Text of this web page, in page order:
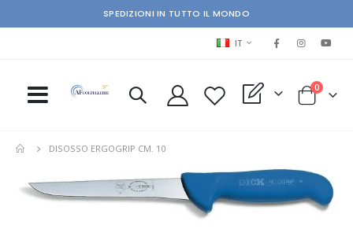
SPEDIZIONI IN TUTTO IL MONDO
LINGUA
IT
My Quote Cart
0elementi
DISOSSO ERGOGRIP CM. 10
to